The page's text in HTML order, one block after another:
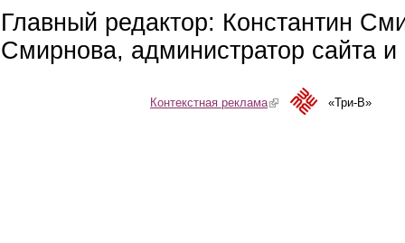
Главный редактор: Константин
Смирнова, администратор сайта
Контекстная реклама(link is external)«Три-В»